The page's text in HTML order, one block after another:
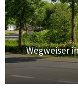
Wegweiser